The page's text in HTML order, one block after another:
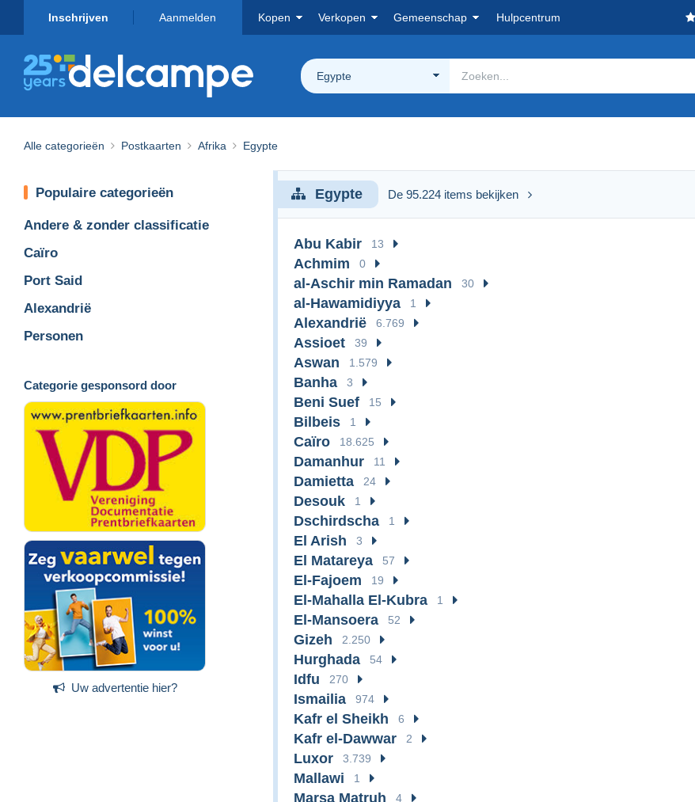
Inschrijven Aanmelden Kopen Verkopen Gemeenschap Hulpcentrum
Egypte
Alle categorieën Postkaarten Afrika Egypte
Populaire categorieën
Andere & zonder classificatie
Caïro
Port Said
Alexandrië
Personen
Categorie gesponsord door
Uw advertentie hier?
Egypte De 95.224 items bekijken
Abu Kabir 13
Achmim 0
al-Aschir min Ramadan 30
al-Hawamidiyya 1
Alexandrië 6.769
Assioet 39
Aswan 1.579
Banha 3
Beni Suef 15
Bilbeis 1
Caïro 18.625
Damanhur 11
Damietta 24
Desouk 1
Dschirdscha 1
El Arish 3
El Matareya 57
El-Fajoem 19
El-Mahalla El-Kubra 1
El-Mansoera 52
Gizeh 2.250
Hurghada 54
Idfu 270
Ismailia 974
Kafr el Sheikh 6
Kafr el-Dawwar 2
Luxor 3.739
Mallawi 1
Marsa Matruh 4